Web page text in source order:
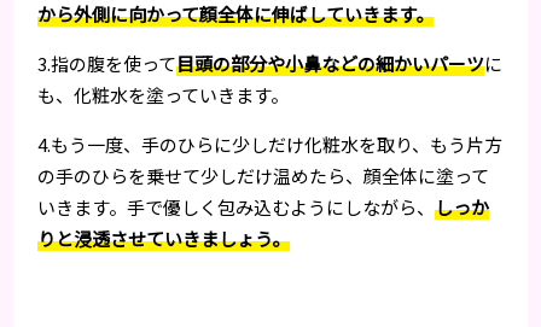
から外側に向かって顔全体に伸ばしていきます。
3.指の腹を使って目頭の部分や小鼻などの細かいパーツに
も、化粧水を塗っていきます。
4.もう一度、手のひらに少しだけ化粧水を取り、もう片方
の手のひらを乗せて少しだけ温めたら、顔全体に塗って
いきます。手で優しく包み込むようにしながら、しっか
りと浸透させていきましょう。